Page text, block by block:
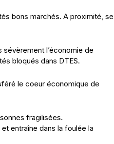
bons marchés. A proximité, se
sévèrement l’économie de
bloqués dans DTES.
le coeur économique de
fragilisées.
entraîne dans la foulée la